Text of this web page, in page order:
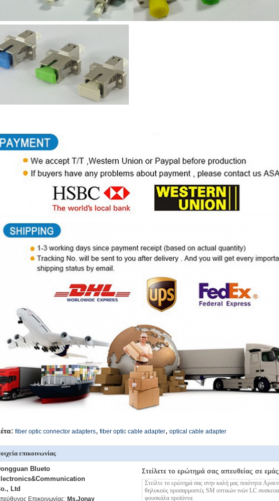
fiber optic connector adapters, fiber optic cable adapter, optical cable adapter
επικοινωνίας
Blueto
Ltd
Επικοινωνίας: Ms.Jonay
Στείλετε το ερώτημά σας απευθείας σε εμάς